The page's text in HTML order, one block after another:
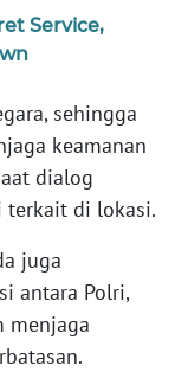
Service,
sehingga
keamanan
dialog
terkait di lokasi.
juga
antara Polri,
menjaga